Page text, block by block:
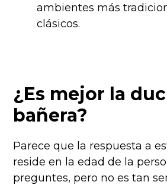
ambientes más
clásicos.
¿Es mejor la
bañera?
Parece que la respuesta a
reside en la edad de la
preguntes, pero no es tan